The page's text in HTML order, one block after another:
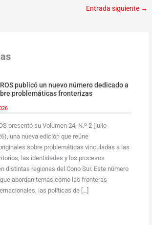
Entrada siguiente →
publicó un nuevo número dedicado a
problemáticas fronterizas
presentó su Volumen 24, N.º 2 (julio-
una nueva edición que reúne
sobre problemáticas vinculadas a las
las identidades y los procesos
distintas regiones del Cono Sur. Este número
abordan temas como las fronteras
las políticas de […]